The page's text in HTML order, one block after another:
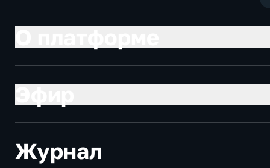
Журнал